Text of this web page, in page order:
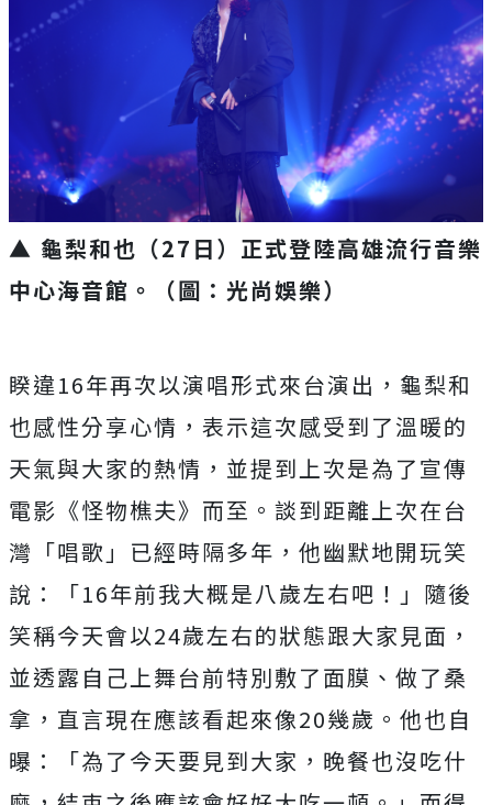
▲ 龜梨和也（27日） 正式登陸高雄流行音樂
中心海音館。（圖：光尚娛樂）
睽違16年再次以演唱形式來台演出，龜梨和
也感性分享心情， 表示這次感受到了溫暖的
天氣與大家的熱情， 並提到上次是為了宣傳
電影《怪物樵夫》而至。 談到距離上次在台
灣「唱歌」已經時隔多年，他幽默地開玩笑
說：「16年前我大概是八歲左右吧！」 隨後
笑稱今天會以24歲左右的狀態跟大家見面，
並透露自己上舞台前特別敷了面膜、做了桑
拿， 直言現在應該看起來像20幾歲。他也自
曝：「為了今天要見到大家，晚餐也沒吃什